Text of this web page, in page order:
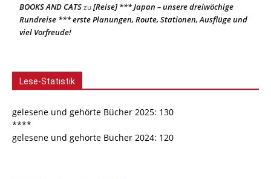
BOOKS AND CATSzu[Reise] *** Japan – unsere dreiwöchige
Rundreise *** erste Planungen, Route, Stationen, Ausflüge und
viel Vorfreude!
Lese-Statistik
gelesene und gehörte Bücher 2025: 130
****
gelesene und gehörte Bücher 2024: 120